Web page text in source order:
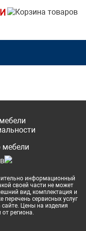
информационный
своей части не может
вид, комплектация и
перечень сервисных услуг
сайте. Цены на изделия
региона.